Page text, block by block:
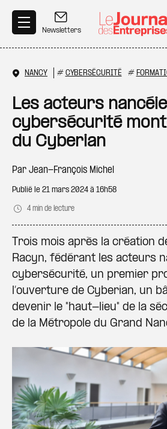
Newsletters
NANCY # CYBERSÉCURITÉ #
Les acteurs
cybersécurité
du Cyberian
Par Jean-François Michel
Publié le 21 mars 2024 à 16h58
4 min de lecture
Trois mois après la création
Racyn, fédérant les acteurs
cybersécurité, un premier
l’ouverture de Cyberian, un
devenir le "haut-lieu" de la
de la Métropole du Grand